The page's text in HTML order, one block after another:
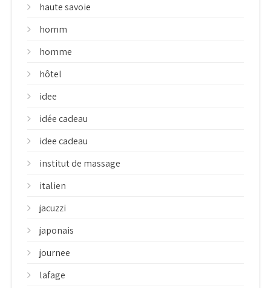
haute savoie
homm
homme
hôtel
idee
idée cadeau
idee cadeau
institut de massage
italien
jacuzzi
japonais
journee
lafage